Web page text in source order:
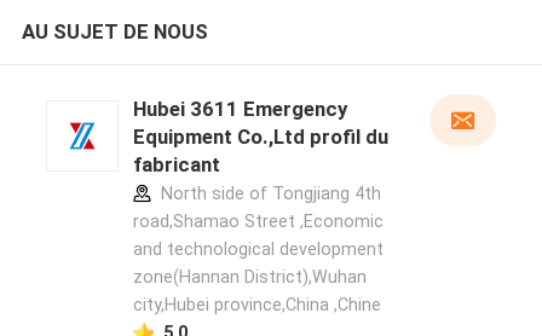
AU SUJET DE NOUS
Hubei 3611 Emergency
Equipment Co.,Ltd profil du
fabricant
North side of Tongjiang 4th
road,Shamao Street ,Economic
and technological development
zone(Hannan District),Wuhan
city,Hubei province,China ,Chine